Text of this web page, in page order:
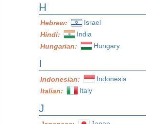
H
Hebrew:
Israel
Hindi:
India
Hungarian:
Hungary
I
Indonesian:
Indonesia
Italian:
Italy
J